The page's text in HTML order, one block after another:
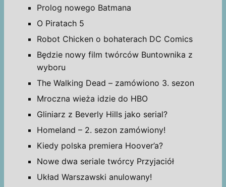
Prolog nowego Batmana
O Piratach 5
Robot Chicken o bohaterach DC Comics
Będzie nowy film twórców Buntownika z
wyboru
The Walking Dead – zamówiono 3. sezon
Mroczna wieża idzie do HBO
Gliniarz z Beverly Hills jako serial?
Homeland – 2. sezon zamówiony!
Kiedy polska premiera Hoover’a?
Nowe dwa seriale twórcy Przyjaciół
Układ Warszawski anulowany!